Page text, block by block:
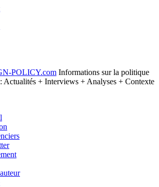
POLICY.com Informations sur la politique
Actualités + Interviews + Analyses + Contexte